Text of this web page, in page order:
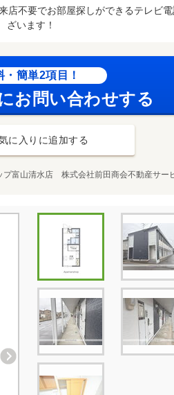
店不要でお部屋探しができるテレビ
ざいます！
・簡単2項目！
お問い合わせする
に入りに追加する
プ富山清水店 株式会社前田商会不動産サー